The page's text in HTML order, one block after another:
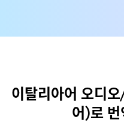
이탈리아어 오디
어)로